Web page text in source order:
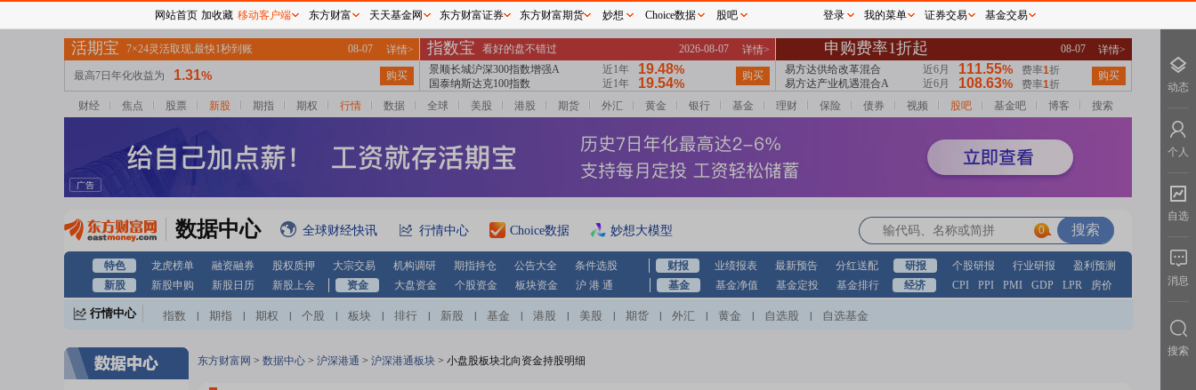
财经 焦点 股票 新股 期指 期权 行情 数据 全球 美股 港股 期货 外汇 黄金 银行 基金 理财 保险 债券 视频 股吧 基金吧 博客 搜索
数据中心 全球财经快讯 行情中心 Choice数据 妙想大模型 0
特色 龙虎榜单 融资融券 股权质押 大宗交易 机构调研 期指持仓 公告大全 条件选股 财报 业绩报表 最新预告 分红送配 研报 个股研报 行业研报
盈利预测
新股
新股申购 新股日历 新股上会 资金 大盘资金 个股资金 板块资金 沪 港 通 基金 基金净值 基金定投 基金排行 经济 CPI PPI PMI GDP LPR 房价
行情中心 指数 期指 期权 个股 板块 排行 新股 基金 港股 美股 期货 外汇 黄金 自选股 自选基金
东方财富网 > 数据中心 > 沪深港通 > 沪深港通板块 > 小盘股板块北向资金持股明细
网站首页 加收藏 移动客户端 东方财富 天天基金网 东方财富证券 东方财富期货 妙想 Choice数据 股吧 登录 我的菜单 证券交易 基金交易
动态
个人
自选
消息
搜索